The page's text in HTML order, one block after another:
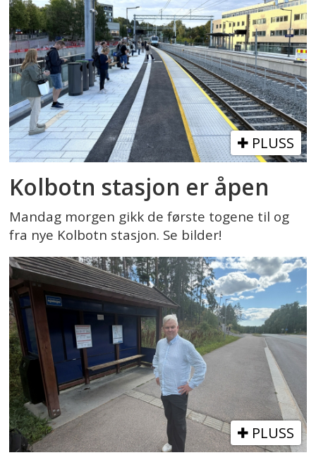
PLUSS
Kolbotn stasjon er åpen
Mandag morgen gikk de første togene til og
fra nye Kolbotn stasjon. Se bilder!
PLUSS